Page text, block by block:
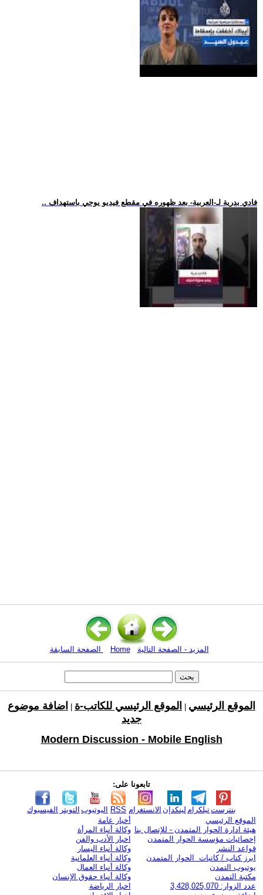
.. فادي بدرية لـ-العربية- بعد ظهوره في مقطع فيديو يوحي باستهداف
Home المزيد - الصفحة التالية
الموقع الرئيسي الموقع الرئيسي للكاتب-ة
اضافة موضوع
جديد
Modern Discussion - Mobile English
تابعونا على:
الفيسبوك التويتر اليوتيوب RSS الانستغرام لينكدإن تيلكرامبنترست
الموقع الرئيسي
هيئة ادارة الحوار المتمدن - للإتصال بنا
إحصائيات مؤسسة الحوار المتمدن
قواعد النشر
ابرز كتاب / كاتبات الحوار المتمدن
يوتيوب التمدن
مكتبة التمدن
عدد الزوار: 3,428,025,070
أخبار عامة
وكالة أنباء المرأة
اخبار الأدب والفن
وكالة أنباء اليسار
وكالة أنباء العلمانية
وكالة أنباء العمال
وكالة أنباء حقوق الإنسان
اخبار الرياضة